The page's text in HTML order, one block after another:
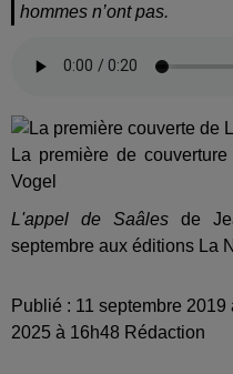
hommes n’ont pas.
La première de couverture
Vogel
L'appel de Saâles de
septembre aux éditions La
Publié : 11 septembre
2025 à 16h48 Rédaction